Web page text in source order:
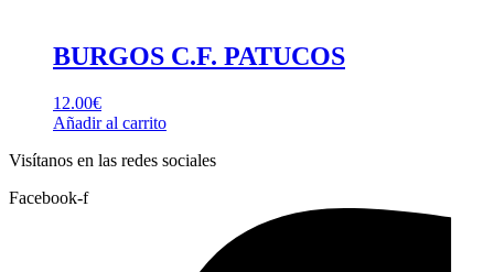
BURGOS C.F. PATUCOS
12.00€
Añadir al carrito
Visítanos en las redes sociales
Facebook-f